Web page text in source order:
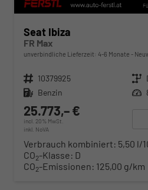
Seat Ibiza
FR Max
unverbindliche Lieferzeit: 4-6 Monate
Fahrzeugnr. 10379925 Getriebe
Kraftstoff Benzin Leistung
25.773,– €
incl. 20% MwSt.
inkl. NoVA
Verbrauch kombiniert: 5,50 l/
CO2-Klasse: D
CO2-Emissionen: 125,00 g/km